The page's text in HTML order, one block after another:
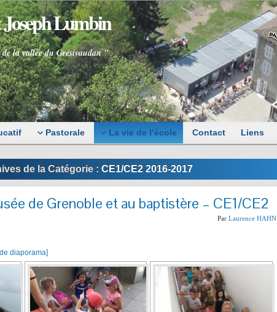
Joseph Lumbin
la vallée du Grésivaudan "
Pastorale La vie de l’école Contact Liens
de la Catégorie : CE1/CE2 2016-2017
de Grenoble et au baptistère – CE1/CE2
Par Laurence HAHN
diaporama]